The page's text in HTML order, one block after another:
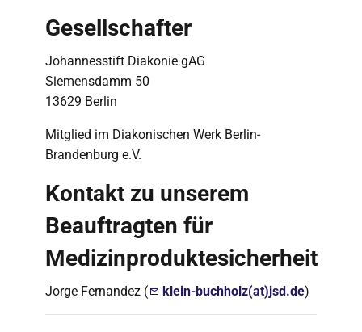
Gesellschafter
Johannesstift Diakonie gAG
Siemensdamm 50
13629 Berlin
Mitglied im Diakonischen Werk Berlin-
Brandenburg e.V.
Kontakt zu unserem
Beauftragten für
Medizinproduktesicherheit
Jorge Fernandez ( klein-buchholz(at)jsd.de)